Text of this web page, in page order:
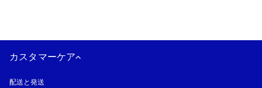
カスタマーケア
配送と発送